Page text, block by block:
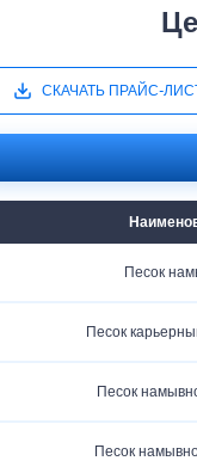
СКАЧАТЬ ПРАЙС-
Песок
Песок
Песок
Песок